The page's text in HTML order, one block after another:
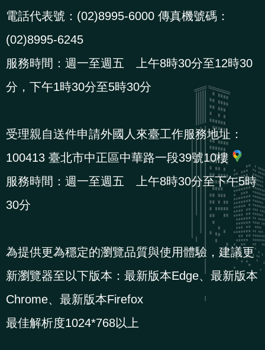
電話代表號：(02)8995-6000 傳真機號碼：
(02)8995-6245
服務時間：週一至週五 上午8時30分至12時30
分，下午1時30分至5時30分
受理親自送件申請外國人來臺工作服務地址：
100413 臺北市中正區中華路一段39號10樓
服務時間：週一至週五 上午8時30分至下午5時
30分
為提供更為穩定的瀏覽品質與使用體驗，建議更
新瀏覽器至以下版本：最新版本Edge、最新版本
Chrome、最新版本Firefox
最佳解析度1024*768以上